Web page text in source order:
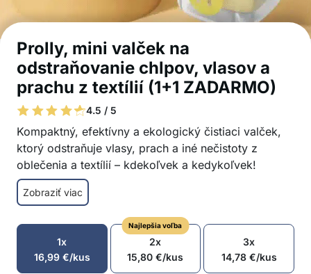
Prolly, mini valček na
odstraňovanie chlpov, vlasov a
prachu z textílií (1+1 ZADARMO)
4.5 / 5
Kompaktný, efektívny a ekologický čistiaci valček,
ktorý odstraňuje vlasy, prach a iné nečistoty z
oblečenia a textílií – kdekoľvek a kedykoľvek!
Odstraňuje vlasy, prach, chĺpky a vlákna z
oblečenia, nábytku a iných textilných povrchov
Umývateľný a opakovane použiteľný – stačí
opláchnuť vodou a znovu použiť
Kompaktný a ľahký dizajn pre jednoduché
prenášanie – ideálny na domáce použitie alebo
Zobraziť viac
1x
16,99 €/kus
Najlepšia voľba
2x
15,80€/kus
3x
14,78 €/kus